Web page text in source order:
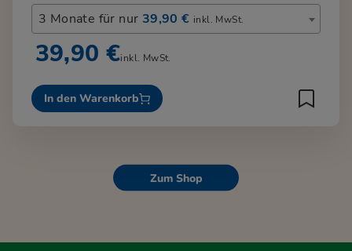
3 Monate für nur 39,90 € inkl. MwSt.
39,90 €inkl. MwSt.
In den Warenkorb
Zum Shop